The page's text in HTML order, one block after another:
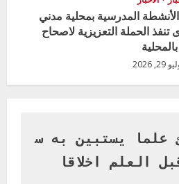
الأنشطة المدرسية بمحلية مدني
تنفذ الحملة التعزيزية لاصحاح
29, 2026
ود مدني الكبرى
3, 2026
علما يستبين به س
العلم اخلاقا